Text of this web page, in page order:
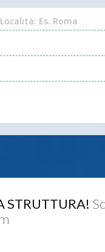
Località: Es. Roma
STRUTTURA!